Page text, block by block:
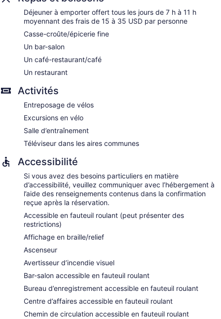
Déjeuner à emporter offert tous les jours de 7 h à 11 h
moyennant des frais de 15 à 35 USD par personne
Casse-croûte/épicerie fine
Un bar-salon
Un café-restaurant/café
Un restaurant
Activités
Entreposage de vélos
Excursions en vélo
Salle d’entraînement
Téléviseur dans les aires communes
Accessibilité
Si vous avez des besoins particuliers en matière
d’accessibilité, veuillez communiquer avec l’hébergement à
l’aide des renseignements contenus dans la confirmation
reçue après la réservation.
Accessible en fauteuil roulant (peut présenter des
restrictions)
Affichage en braille/relief
Ascenseur
Avertisseur d’incendie visuel
Bar-salon accessible en fauteuil roulant
Bureau d’enregistrement accessible en fauteuil roulant
Centre d’affaires accessible en fauteuil roulant
Chemin de circulation accessible en fauteuil roulant